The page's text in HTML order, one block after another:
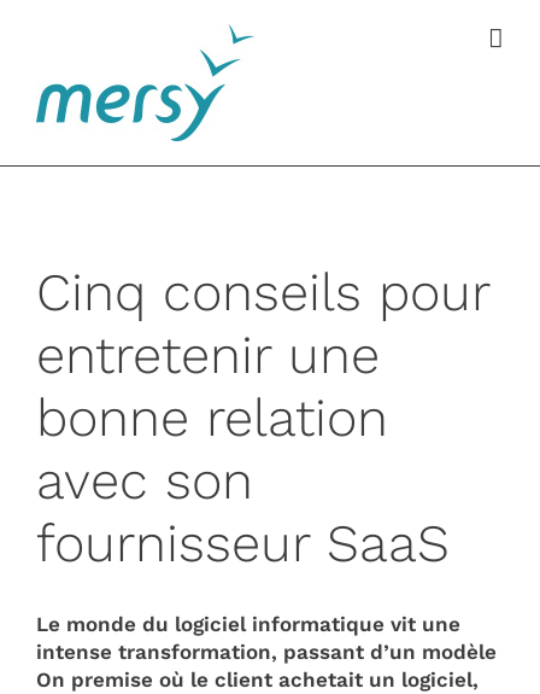
Cinq conseils pour
entretenir une
bonne relation
avec son
fournisseur SaaS
Le monde du logiciel informatique vit une
intense transformation, passant d’un modèle
On premise où le client achetait un logiciel,